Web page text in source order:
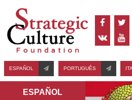
ESPAÑOL PORTUGUÊS
ESPAÑOL